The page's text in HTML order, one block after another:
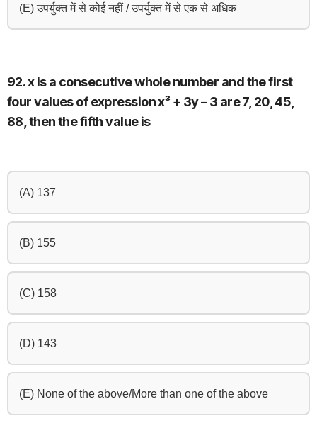
(E) उपर्युक्त में से कोई नहीं / उपर्युक्त में से एक से अधिक
92. x is a consecutive whole number and the first
four values of expression x³ + 3y – 3 are 7, 20, 45,
88, then the fifth value is
(A) 137
(B) 155
(C) 158
(D) 143
(E) None of the above/More than one of the above